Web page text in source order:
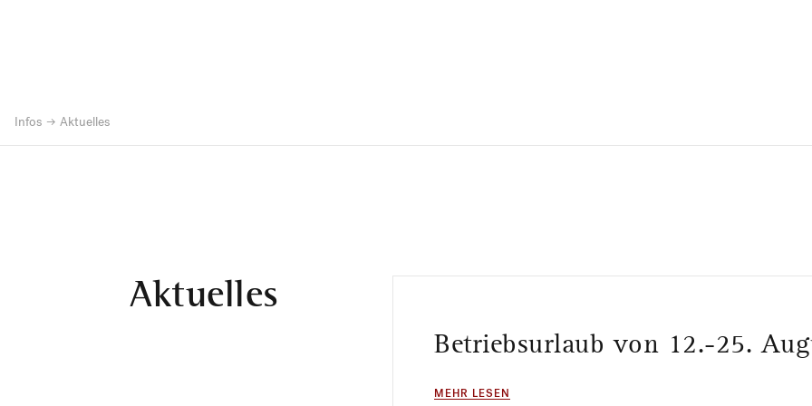
Infos Aktuelles
Aktuelles
Betriebsurlaub von 12.-25.
MEHR LESEN